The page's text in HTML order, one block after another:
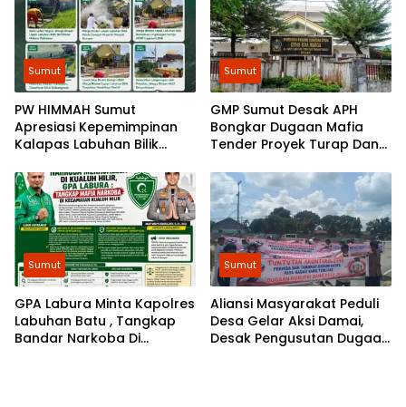
Sumut
​PW HIMMAH Sumut
Apresiasi Kepemimpinan
Kalapas Labuhan Bilik
Pemasyarakatan Humanis
Sumut
GMP Sumut Desak APH
Bongkar Dugaan Mafia
Tender Proyek Turap Dan
SMSL dalam Peredaman
Aksi Mahasiswa Diminta
Diusut
Sumut
GPA Labura Minta Kapolres
Labuhan Batu , Tangkap
Bandar Narkoba Di
Sumut
Aliansi Masyarakat Peduli
Desa Gelar Aksi Damai,
Desak Pengusutan Dugaan